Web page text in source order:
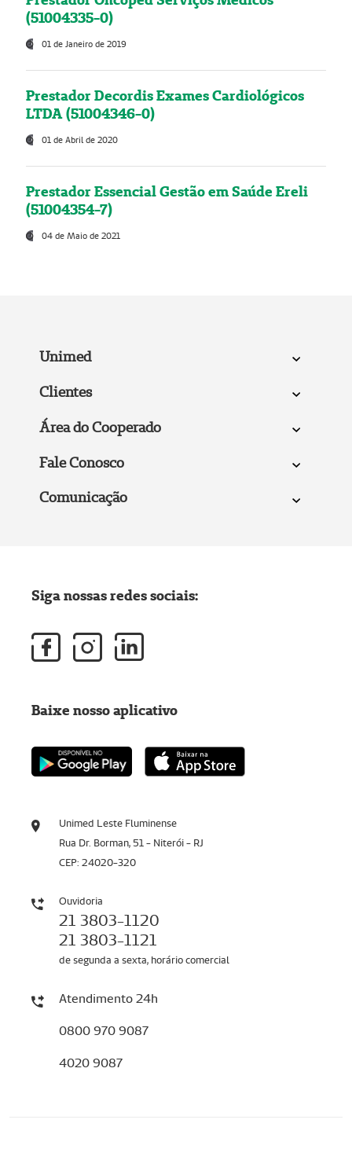
(51004335-0)
01 de Janeiro de 2019
Prestador Decordis Exames Cardiológicos
LTDA (51004346-0)
01 de Abril de 2020
Prestador Essencial Gestão em Saúde Ereli
(51004354-7)
04 de Maio de 2021
Unimed
Clientes
Área do Cooperado
Fale Conosco
Comunicação
Unimed Leste Fluminense
Rua Dr. Borman, 51 - Niterói - RJ
CEP: 24020-320
Ouvidoria
21 3803-1120
21 3803-1121
de segunda a sexta, horário comercial
Atendimento 24h
0800 970 9087
4020 9087
Siga nossas redes sociais:
Baixe nosso aplicativo